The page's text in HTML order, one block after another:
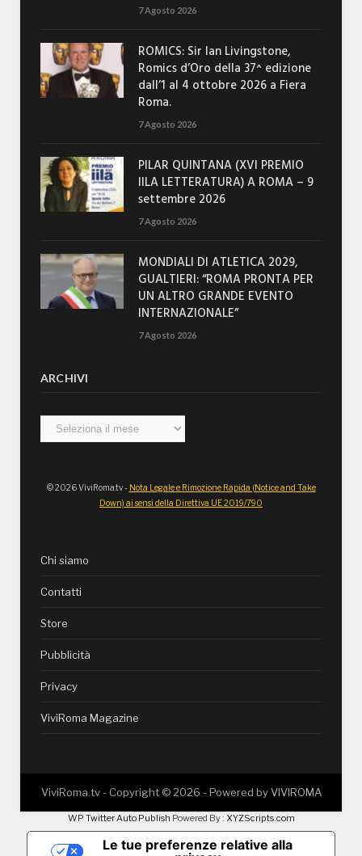
7 Agosto 2026
ROMICS: Sir Ian Livingstone,
Romics d’Oro della 37^ edizione
dall’1 al 4 ottobre 2026 a Fiera
Roma.
7 Agosto 2026
PILAR QUINTANA (XVI PREMIO
IILA LETTERATURA) A ROMA – 9
settembre 2026
7 Agosto 2026
MONDIALI DI ATLETICA 2029,
GUALTIERI: “ROMA PRONTA PER
UN ALTRO GRANDE EVENTO
INTERNAZIONALE”
7 Agosto 2026
ARCHIVI
Archivi
© 2026 ViviRoma.tv - Nota Legale e Rimozione Rapida (Notice and Take
Down) ai sensi della Direttiva UE 2019/790
Chi siamo
Contatti
Store
Pubblicità
Privacy
ViviRoma Magazine
ViviRoma.tv - Copyright © 2026 - Powered byVIVIROMA
WP Twitter Auto Publish Powered By : XYZScripts.com
Le tue preferenze relative alla